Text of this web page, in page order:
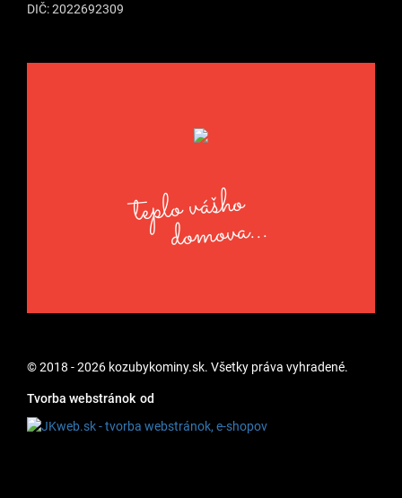
DIČ: 2022692309
teplo vášho
domova...
© 2018 - 2026 kozubykominy.sk. Všetky práva vyhradené.
Tvorba webstránok od